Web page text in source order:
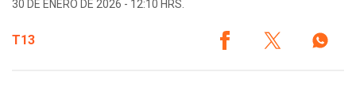
30 DE ENERO DE 2026 - 12:10 HRS.
T13